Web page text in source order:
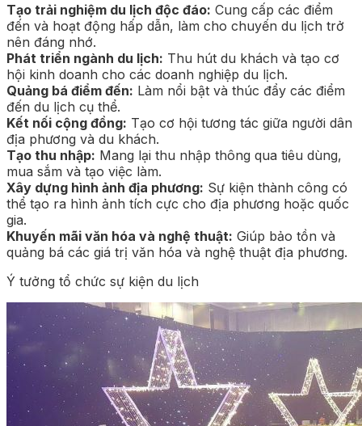
Tạo trải nghiệm du lịch độc đáo: Cung cấp các điểm
đến và hoạt động hấp dẫn, làm cho chuyến du lịch trở
nên đáng nhớ.
Phát triển ngành du lịch: Thu hút du khách và tạo cơ
hội kinh doanh cho các doanh nghiệp du lịch.
Quảng bá điểm đến: Làm nổi bật và thúc đẩy các điểm
đến du lịch cụ thể.
Kết nối cộng đồng: Tạo cơ hội tương tác giữa người dân
địa phương và du khách.
Tạo thu nhập: Mang lại thu nhập thông qua tiêu dùng,
mua sắm và tạo việc làm.
Xây dựng hình ảnh địa phương: Sự kiện thành công có
thể tạo ra hình ảnh tích cực cho địa phương hoặc quốc
gia.
Khuyến mãi văn hóa và nghệ thuật: Giúp bảo tồn và
quảng bá các giá trị văn hóa và nghệ thuật địa phương.
Ý tưởng tổ chức sự kiện du lịch